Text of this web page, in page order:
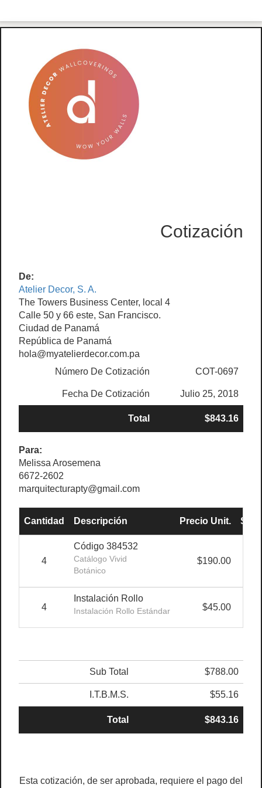
Cotización
De:
Atelier Decor, S. A.
The Towers Business Center, local 4
Calle 50 y 66 este, San Francisco.
Ciudad de Panamá
República de Panamá
hola@myatelierdecor.com.pa
Número De Cotización
COT-0697
Fecha De Cotización Julio 25, 2018
Total $843.16
Para:
Melissa Arosemena
6672-2602
marquitecturapty@gmail.com
Cantidad Descripción Precio Unit. Sub
4
Código 384532
Catálogo Vivid
Botánico
$190.00
4
Instalación Rollo
Instalación Rollo Estándar $45.00
Sub Total $788.00
I.T.B.M.S. $55.16
Total $843.16
Esta cotización, de ser aprobada, requiere el pago del